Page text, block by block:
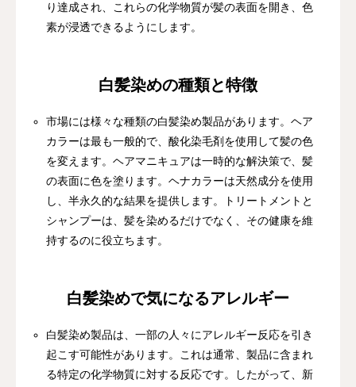
り達成され、これらの化学物質が髪の表面を開き、色
素が浸透できるようにします。
白髪染めの種類と特徴
市場には様々な種類の白髪染め製品があります。ヘア
カラーは最も一般的で、酸化染毛剤を使用して髪の色
を変えます。ヘアマニキュアは一時的な解決策で、髪
の表面に色を塗ります。ヘナカラーは天然成分を使用
し、半永久的な結果を提供します。トリートメントと
シャンプーは、髪を染めるだけでなく、その健康を維
持するのに役立ちます。
白髪染めで気になるアレルギー
白髪染め製品は、一部の人々にアレルギー反応を引き
起こす可能性があります。これは通常、製品に含まれ
る特定の化学物質に対する反応です。したがって、新